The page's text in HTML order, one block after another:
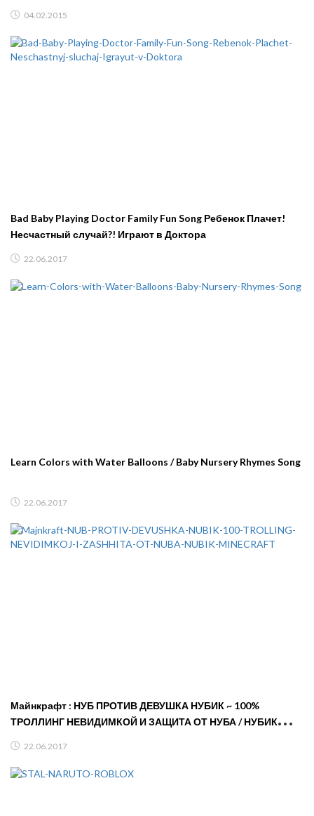
04.02.2015
Bad Baby Playing Doctor Family Fun Song Ребенок Плачет!
Несчастный случай?! Играют в Доктора
22.06.2017
Learn Colors with Water Balloons / Baby Nursery Rhymes Song
22.06.2017
Майнкрафт : НУБ ПРОТИВ ДЕВУШКА НУБИК ~ 100%
ТРОЛЛИНГ НЕВИДИМКОЙ И ЗАЩИТА ОТ НУБА / НУБИК
MINECRAFT
22.06.2017